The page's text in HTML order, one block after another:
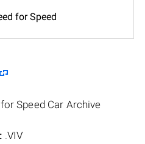
for Speed
Speed Car Archive
.VIV